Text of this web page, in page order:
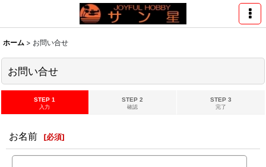
ホーム > お問い合せ
お問い合せ
STEP 1
入力
STEP 2
確認
STEP 3
完了
お名前 [必須]